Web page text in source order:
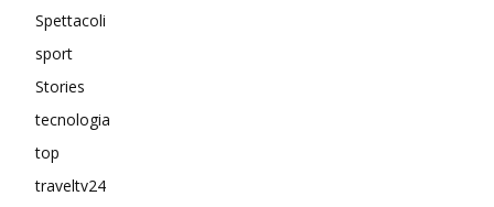
Spettacoli
sport
Stories
tecnologia
top
traveltv24